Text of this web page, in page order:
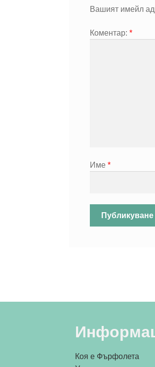
Вашият имейл
Коментар: *
Име *
Коя е Фърфолета